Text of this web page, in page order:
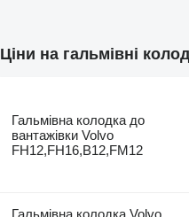
Ціни на гальмівні
Гальмівна колодка до
вантажівки Volvo
FH12,FH16,B12,FM12
Гальмівна колодка Volvo